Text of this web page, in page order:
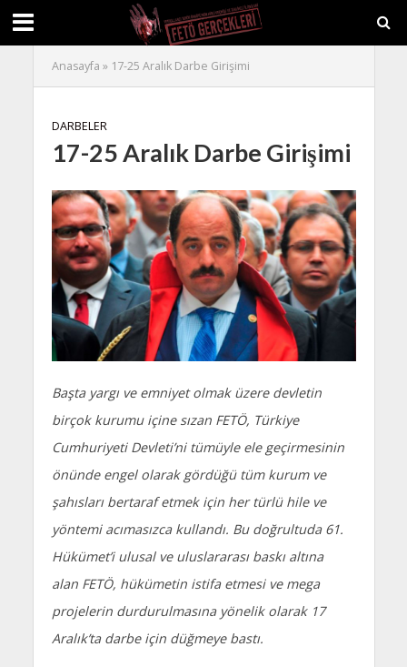
Anasayfa » 17-25 Aralık Darbe Girişimi
DARBELER
17-25 Aralık Darbe Girişimi
Başta yargı ve emniyet olmak üzere devletin
birçok kurumu içine sızan FETÖ, Türkiye
Cumhuriyeti Devleti’ni tümüyle ele geçirmesinin
önünde engel olarak gördüğü tüm kurum ve
şahısları bertaraf etmek için her türlü hile ve
yöntemi acımasızca kullandı. Bu doğrultuda 61.
Hükümet’i ulusal ve uluslararası baskı altına
alan FETÖ, hükümetin istifa etmesi ve mega
projelerin durdurulmasına yönelik olarak 17
Aralık’ta darbe için düğmeye bastı.